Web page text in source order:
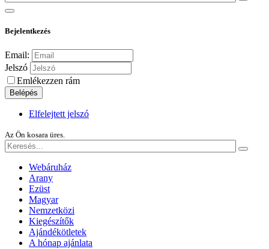
Bejelentkezés
Email:
Jelszó
Emlékezzen rám
Belépés
Elfelejtett jelszó
Az Ön kosara üres.
Webáruház
Arany
Ezüst
Magyar
Nemzetközi
Kiegészítők
Ajándékötletek
A hónap ajánlata